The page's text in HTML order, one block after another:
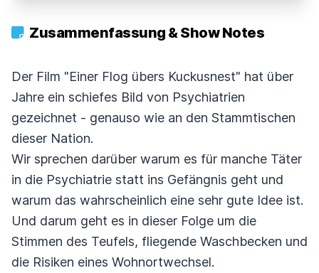
Zusammenfassung & Show Notes
Der Film "Einer Flog übers Kuckusnest" hat über
Jahre ein schiefes Bild von Psychiatrien
gezeichnet - genauso wie an den Stammtischen
dieser Nation.
Wir sprechen darüber warum es für manche Täter
in die Psychiatrie statt ins Gefängnis geht und
warum das wahrscheinlich eine sehr gute Idee ist.
Und darum geht es in dieser Folge um die
Stimmen des Teufels, fliegende Waschbecken und
die Risiken eines Wohnortwechsel.